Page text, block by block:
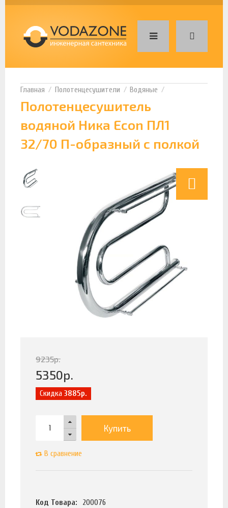
Полотенцесушители Водяные
Полотенцесушитель
водяной Ника Econ ПЛ1
32/70 П-образный с полкой
9235р.
5350р.
Скидка 3885р.
Купить
В сравнение
Код Товара:
200076